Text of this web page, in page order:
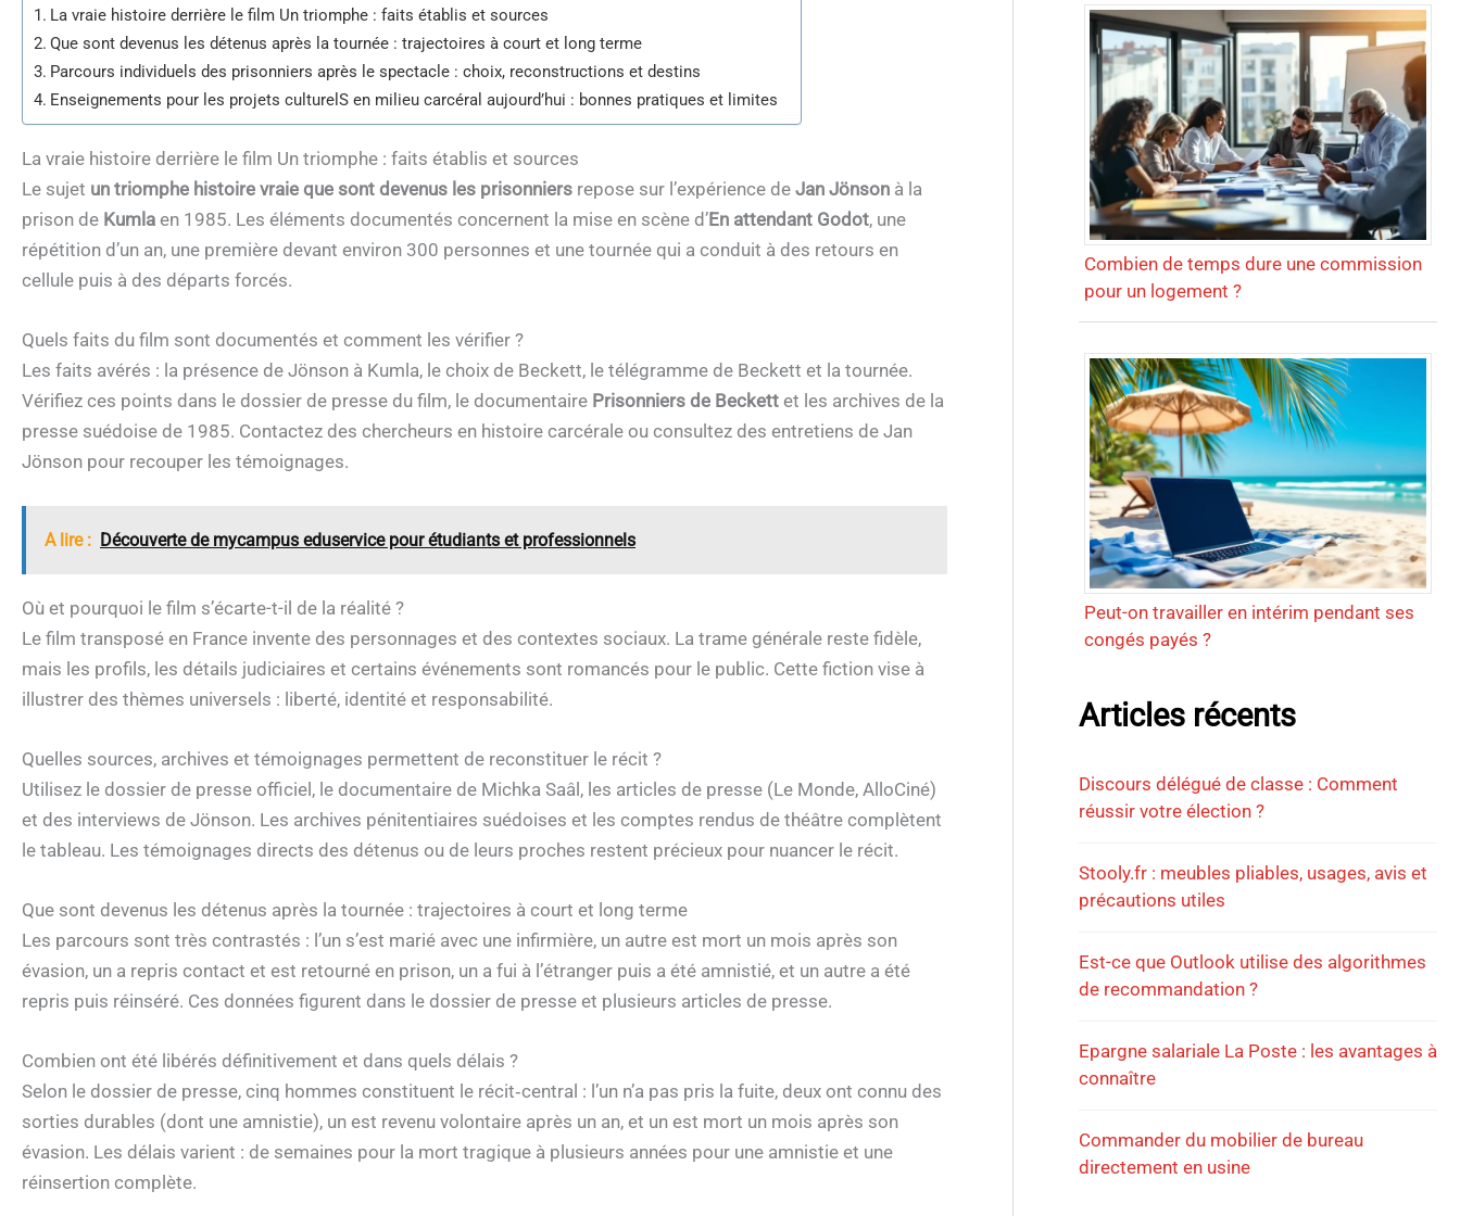
La vraie histoire derrière le film Un triomphe : faits établis et sources
Que sont devenus les détenus après la tournée : trajectoires à court et long terme
Parcours individuels des prisonniers après le spectacle : choix, reconstructions et destins
Enseignements pour les projets culturelS en milieu carcéral aujourd’hui : bonnes pratiques et limites
La vraie histoire derrière le film Un triomphe : faits établis et sources
Le sujet un triomphe histoire vraie que sont devenus les prisonniers repose sur l’expérience de Jan Jönson à la
prison de Kumla en 1985. Les éléments documentés concernent la mise en scène d’En attendant Godot, une
répétition d’un an, une première devant environ 300 personnes et une tournée qui a conduit à des retours en
cellule puis à des départs forcés.
Quels faits du film sont documentés et comment les vérifier ?
Les faits avérés : la présence de Jönson à Kumla, le choix de Beckett, le télégramme de Beckett et la tournée.
Vérifiez ces points dans le dossier de presse du film, le documentaire Prisonniers de Beckett et les archives de la
presse suédoise de 1985. Contactez des chercheurs en histoire carcérale ou consultez des entretiens de Jan
Jönson pour recouper les témoignages.
A lire : Découverte de mycampus eduservice pour étudiants et professionnels
Où et pourquoi le film s’écarte-t-il de la réalité ?
Le film transposé en France invente des personnages et des contextes sociaux. La trame générale reste fidèle,
mais les profils, les détails judiciaires et certains événements sont romancés pour le public. Cette fiction vise à
illustrer des thèmes universels : liberté, identité et responsabilité.
Quelles sources, archives et témoignages permettent de reconstituer le récit ?
Utilisez le dossier de presse officiel, le documentaire de Michka Saâl, les articles de presse (Le Monde, AlloCiné)
et des interviews de Jönson. Les archives pénitentiaires suédoises et les comptes rendus de théâtre complètent
le tableau. Les témoignages directs des détenus ou de leurs proches restent précieux pour nuancer le récit.
Que sont devenus les détenus après la tournée : trajectoires à court et long terme
Les parcours sont très contrastés : l’un s’est marié avec une infirmière, un autre est mort un mois après son
évasion, un a repris contact et est retourné en prison, un a fui à l’étranger puis a été amnistié, et un autre a été
repris puis réinséré. Ces données figurent dans le dossier de presse et plusieurs articles de presse.
Combien ont été libérés définitivement et dans quels délais ?
Selon le dossier de presse, cinq hommes constituent le récit‑central : l’un n’a pas pris la fuite, deux ont connu des
sorties durables (dont une amnistie), un est revenu volontaire après un an, et un est mort un mois après son
évasion. Les délais varient : de semaines pour la mort tragique à plusieurs années pour une amnistie et une
réinsertion complète.
Combien de temps dure une commission
pour un logement ?
Peut-on travailler en intérim pendant ses
congés payés ?
Articles récents
Discours délégué de classe : Comment
réussir votre élection ?
Stooly.fr : meubles pliables, usages, avis et
précautions utiles
Est-ce que Outlook utilise des algorithmes
de recommandation ?
Epargne salariale La Poste : les avantages à
connaître
Commander du mobilier de bureau
directement en usine